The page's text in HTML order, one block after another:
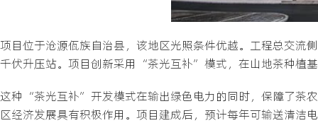
项目位于沧源佤族自治县，该地区光照条件优越。工程总交流
千伏升压站。项目创新采用“茶光互补”模式，在山地茶种植
这种“茶光互补”开发模式在输出绿色电力的同时，保障了茶
区经济发展具有积极作用。项目建成后，预计每年可输送清洁